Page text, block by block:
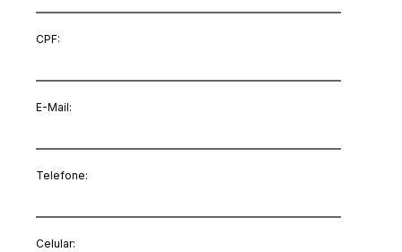
CPF:
E-Mail:
Telefone:
Celular: